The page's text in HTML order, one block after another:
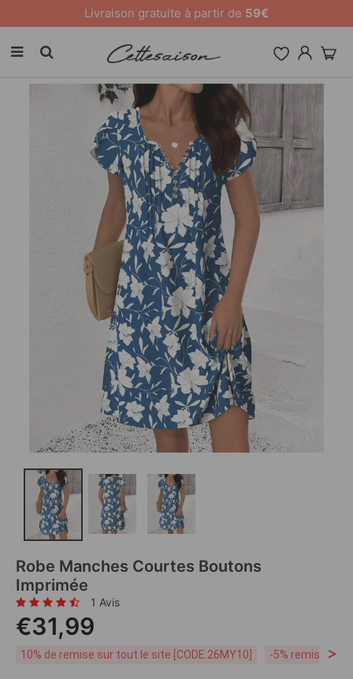
10 % de remise sur tout le site [CODE:
Robe Manches Courtes Boutons
Imprimée
1 Avis
€31,99
10% de remise sur tout le site [CODE:26MY10] -5% remise dès
>